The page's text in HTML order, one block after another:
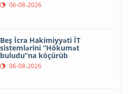
06-08-2026
Beş İcra Hakimiyyəti İT
sistemlərini “Hökumət
buludu”na köçürüb
06-08-2026